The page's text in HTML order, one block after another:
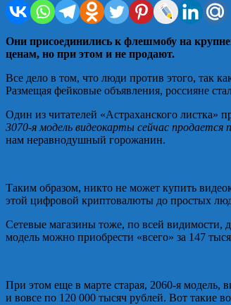
Они присоединились к флешмобу на
ценам, но при этом и не продают.
Все дело в том, что люди против этого, так
Размещая фейковые объявления, россияне
Один из читателей «Астраханского листка»
3070-я модель видеокарты сейчас
нам неравнодушный горожанин.
Таким образом, никто не может купить
этой цифровой криптовалюты до простых
Сетевые магазины тоже, по всей видимости,
модель можно приобрести «всего» за 147
При этом еще в марте старая, 2060-я модель,
и вовсе по 120 000 тысяч рублей. Вот такие